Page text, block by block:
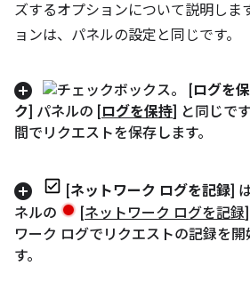
ズするオプションについて説明しま
ョンは、パネルの設定と同じです。
[ログを
ク] パネルの [ログを保持] と同じで
間でリクエストを保存します。
[ネットワーク ログを記録]
ネルの
[ネットワーク ログを記録
ワーク ログでリクエストの記録を
す。